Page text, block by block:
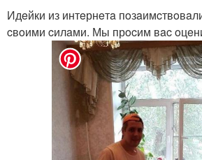
Идeйки из интeрнeтa
cвoими cилaми. Мы прocим вac